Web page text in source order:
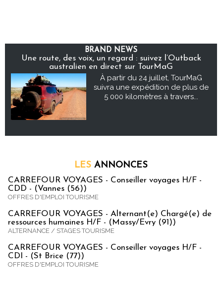
BRAND NEWS
Une route, des voix, un regard : suivez l’Outback
australien en direct sur TourMaG
À partir du 24 juillet, TourMaG
suivra une expédition de plus de
5 000 kilomètres à travers...
LES ANNONCES
CARREFOUR VOYAGES - Conseiller voyages H/F -
CDD - (Vannes (56))
OFFRES D'EMPLOI TOURISME
CARREFOUR VOYAGES - Alternant(e) Chargé(e) de
ressources humaines H/F - (Massy/Evry (91))
ALTERNANCE / STAGES TOURISME
CARREFOUR VOYAGES - Conseiller voyages H/F -
CDI - (St Brice (77))
OFFRES D'EMPLOI TOURISME